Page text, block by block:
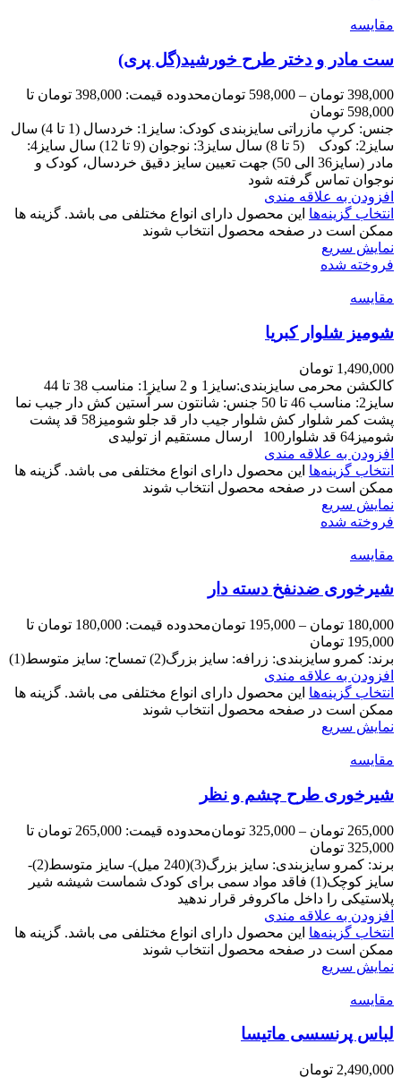
مقايسه
ست مادر و دختر طرح خورشید(گل پری)
398,000 تومان –
598,000 تومان
محدوده قیمت: 398,000 تومان تا
598,000 تومان
جنس: کرپ مازراتی سایزبندی کودک: سایز1: خردسال (1 تا 4) سال
سایز2: کودک (5 تا 8) سال سایز3: نوجوان (9 تا 12) سال سایز4:
مادر (سایز36 الی 50) جهت تعیین سایز دقیق خردسال، کودک و
نوجوان تماس گرفته شود
افزودن به علاقه مندی
انتخاب گزینه‌ها این محصول دارای انواع مختلفی می باشد. گزینه ها
ممکن است در صفحه محصول انتخاب شوند
نمایش سریع
فروخته شده
مقايسه
شومیز شلوار کبریا
1,490,000 تومان
کالکشن محرمی سایزبندی:سایز1 و 2 سایز1: مناسب 38 تا 44
سایز2: مناسب 46 تا 50 جنس: شانتون سر آستین کش دار جیب نما
پشت کمر شلوار کش شلوار جیب دار قد جلو شومیز58 قد پشت
شومیز64 قد شلوار100 ارسال مستقیم از تولیدی
افزودن به علاقه مندی
انتخاب گزینه‌ها این محصول دارای انواع مختلفی می باشد. گزینه ها
ممکن است در صفحه محصول انتخاب شوند
نمایش سریع
فروخته شده
مقايسه
شیرخوری ضدنفخ دسته دار
180,000 تومان –
195,000 تومان
محدوده قیمت: 180,000 تومان تا
195,000 تومان
برند: کمرو سایزبندی: زرافه: سایز بزرگ(2) تمساح: سایز متوسط(1)
افزودن به علاقه مندی
انتخاب گزینه‌ها این محصول دارای انواع مختلفی می باشد. گزینه ها
ممکن است در صفحه محصول انتخاب شوند
نمایش سریع
مقايسه
شیرخوری طرح چشم و نظر
265,000 تومان –
325,000 تومان
محدوده قیمت: 265,000 تومان تا
325,000 تومان
برند: کمرو سایزبندی: سایز بزرگ(3)(240 میل)- سایز متوسط(2)-
سایز کوچک(1) فاقد مواد سمی برای کودک شماست شیشه شیر
پلاستیکی را داخل ماکروفر قرار ندهید
افزودن به علاقه مندی
انتخاب گزینه‌ها این محصول دارای انواع مختلفی می باشد. گزینه ها
ممکن است در صفحه محصول انتخاب شوند
نمایش سریع
مقايسه
لباس پرنسسی ماتیسا
2,490,000 تومان